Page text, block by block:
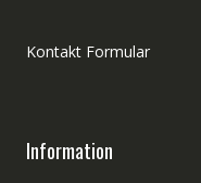
Kontakt Formular
Information